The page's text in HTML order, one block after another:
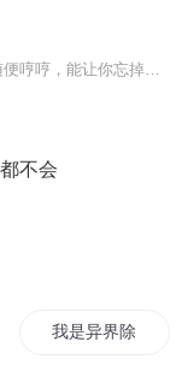
不会
我是异界除妖师